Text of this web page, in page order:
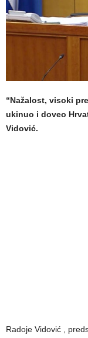
“Nažalost, visoki
ukinuo i doveo
Vidović.
Radoje Vidović ,